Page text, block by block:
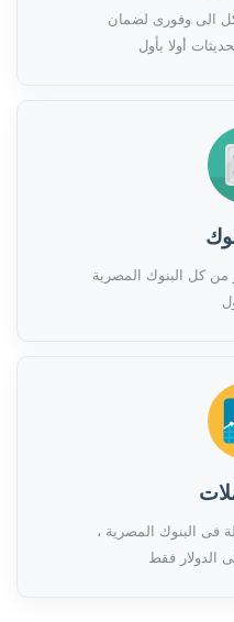
الى وفورى لضمان
أولا بأول
كل البنوك المصرية
فى البنوك المصرية ،
الدولار فقط